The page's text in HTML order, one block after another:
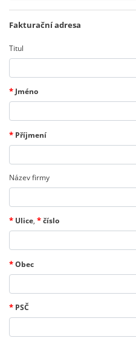
Fakturační adresa
Titul
* Jméno
* Příjmení
Název firmy
* Ulice, *číslo
*Obec
* PSČ